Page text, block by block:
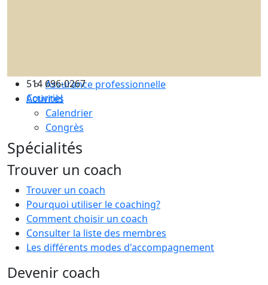
Assurance professionnelle
Activités
Calendrier
Congrès
514 696-0267
Courriel
Spécialités
Trouver un coach
Trouver un coach
Pourquoi utiliser le coaching?
Comment choisir un coach
Consulter la liste des membres
Les différents modes d'accompagnement
Devenir coach